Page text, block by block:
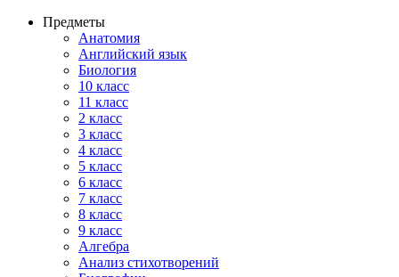
Предметы
Анатомия
Английский язык
Биология
10 класс
11 класс
2 класс
3 класс
4 класс
5 класс
6 класс
7 класс
8 класс
9 класс
Алгебра
Анализ стихотворений